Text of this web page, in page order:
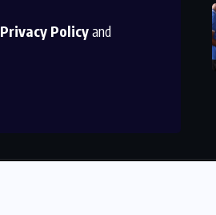
Privacy Policyand